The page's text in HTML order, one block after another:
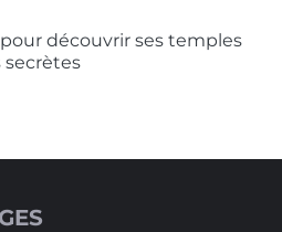
découvrir ses temples
secrètes